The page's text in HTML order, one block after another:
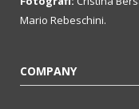
Mario Rebeschini.
COMPANY